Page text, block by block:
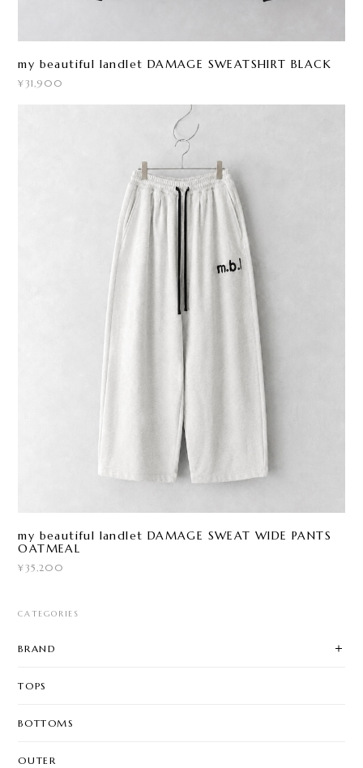
my beautiful landlet DAMAGE SWEATSHIRT BLACK
¥31,900
my beautiful landlet DAMAGE SWEAT WIDE PANTS
OATMEAL
¥35,200
CATEGORIES
BRAND
TOPS
BOTTOMS
OUTER